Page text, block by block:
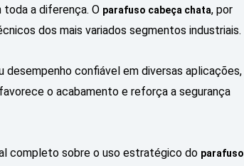
a diferença. O parafuso cabeça chata, por
dos mais variados segmentos industriais.
desempenho confiável em diversas aplicações,
o acabamento e reforça a segurança
completo sobre o uso estratégico do parafuso